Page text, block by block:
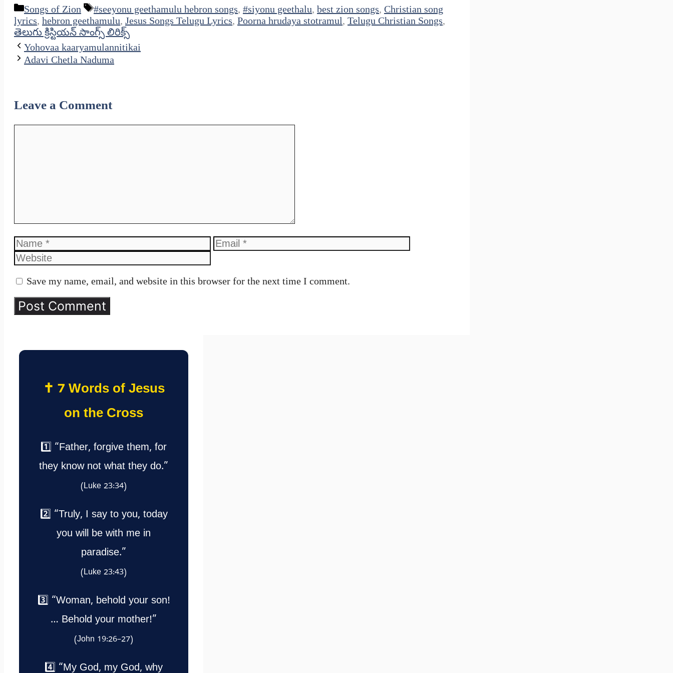
Categories
Songs of Zion Tags
#seeyonu geethamulu hebron songs, #siyonu geethalu, best zion songs, Christian song
lyrics, hebron geethamulu, Jesus Songs Telugu Lyrics, Poorna hrudaya stotramul, Telugu Christian Songs,
తెలుగు క్రిస్టియన్ సాంగ్స్ లిరిక్స్
Yohovaa kaaryamulannitikai
Adavi Chetla Naduma
Leave a Comment
Name Email
Save my name, email, and website in this browser for the next time I comment.
✝️ 7 Words of Jesus
on the Cross
1️⃣ “Father, forgive them, for
they know not what they do.”
(Luke 23:34)
2️⃣ “Truly, I say to you, today
you will be with me in
paradise.”
(Luke 23:43)
3️⃣ “Woman, behold your son!
… Behold your mother!”
(John 19:26–27)
4️⃣ “My God, my God, why